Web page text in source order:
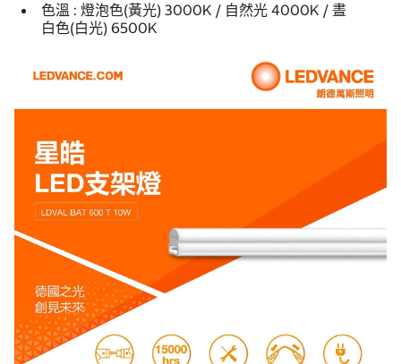
色溫 : 燈泡色(黃光) 3000K / 自然光 4000K / 晝
白色(白光) 6500K